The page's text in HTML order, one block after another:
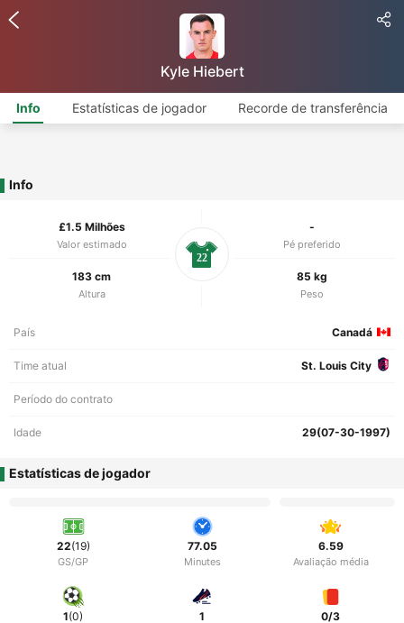
Kyle Hiebert
Info Estatísticas de jogador Recorde de transferência
Info
£1.5 Milhões
Valor estimado
-
Pé preferido
183 cm
Altura
85 kg
Peso
22
País Canadá
Time atual St. Louis City
Período do contrato
Idade 29(07-30-1997)
Estatísticas de jogador
22(19)
GS/GP
77.05
Minutes
6.59
Avaliação média
1(0) 1 0/3